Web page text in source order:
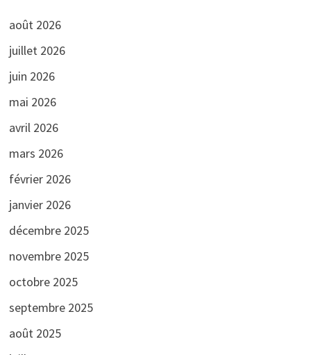
août 2026
juillet 2026
juin 2026
mai 2026
avril 2026
mars 2026
février 2026
janvier 2026
décembre 2025
novembre 2025
octobre 2025
septembre 2025
août 2025